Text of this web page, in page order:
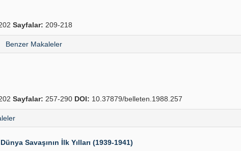
Sayfalar: 209-218
Benzer Makaleler
Sayfalar: 257-290 DOI: 10.37879/belleten.1988.257
Savaşının İlk Yılları (1939-1941)